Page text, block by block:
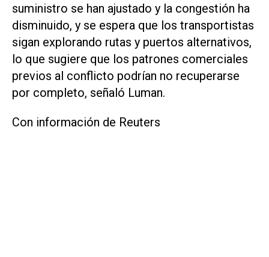
suministro se han ajustado y la congestión ha
disminuido, y se espera que los transportistas
sigan explorando rutas y puertos alternativos,
lo que sugiere que los patrones comerciales
previos al conflicto podrían no recuperarse
por completo, señaló Luman.
Con información de Reuters